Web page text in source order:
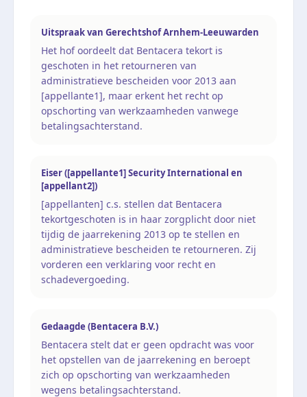
Uitspraak van Gerechtshof Arnhem-Leeuwarden
Het hof oordeelt dat Bentacera tekort is
geschoten in het retourneren van
administratieve bescheiden voor 2013 aan
[appellante1], maar erkent het recht op
opschorting van werkzaamheden vanwege
betalingsachterstand.
Eiser ([appellante1] Security International en
[appellant2])
[appellanten] c.s. stellen dat Bentacera
tekortgeschoten is in haar zorgplicht door niet
tijdig de jaarrekening 2013 op te stellen en
administratieve bescheiden te retourneren. Zij
vorderen een verklaring voor recht en
schadevergoeding.
Gedaagde (Bentacera B.V.)
Bentacera stelt dat er geen opdracht was voor
het opstellen van de jaarrekening en beroept
zich op opschorting van werkzaamheden
wegens betalingsachterstand.